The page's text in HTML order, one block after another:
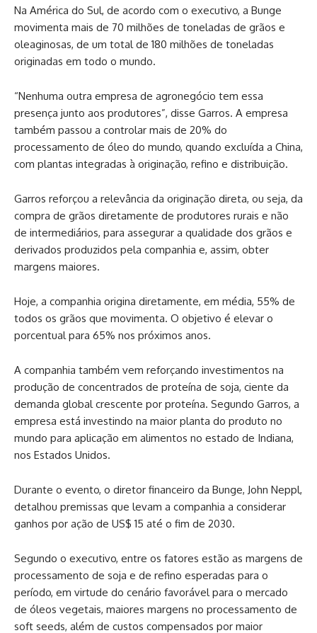
Na América do Sul, de acordo com o executivo, a Bunge
movimenta mais de 70 milhões de toneladas de grãos e
oleaginosas, de um total de 180 milhões de toneladas
originadas em todo o mundo.
“Nenhuma outra empresa de agronegócio tem essa
presença junto aos produtores”, disse Garros. A empresa
também passou a controlar mais de 20% do
processamento de óleo do mundo, quando excluída a China,
com plantas integradas à originação, refino e distribuição.
Garros reforçou a relevância da originação direta, ou seja, da
compra de grãos diretamente de produtores rurais e não
de intermediários, para assegurar a qualidade dos grãos e
derivados produzidos pela companhia e, assim, obter
margens maiores.
Hoje, a companhia origina diretamente, em média, 55% de
todos os grãos que movimenta. O objetivo é elevar o
porcentual para 65% nos próximos anos.
A companhia também vem reforçando investimentos na
produção de concentrados de proteína de soja, ciente da
demanda global crescente por proteína. Segundo Garros, a
empresa está investindo na maior planta do produto no
mundo para aplicação em alimentos no estado de Indiana,
nos Estados Unidos.
Durante o evento, o diretor financeiro da Bunge, John Neppl,
detalhou premissas que levam a companhia a considerar
ganhos por ação de US$ 15 até o fim de 2030.
Segundo o executivo, entre os fatores estão as margens de
processamento de soja e de refino esperadas para o
período, em virtude do cenário favorável para o mercado
de óleos vegetais, maiores margens no processamento de
soft seeds, além de custos compensados por maior